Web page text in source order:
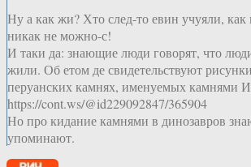
Ну а как жи? Хто след-то евин учуяли, как
никак не можно-с!
И таки да: знающие люди говорят, что
жили. Об етом де свидетельствуют
перуанских камнях, именуемых камнями
https://cont.ws/@id229092847/365904
Но про кидание камнями в динозавров
упоминают.